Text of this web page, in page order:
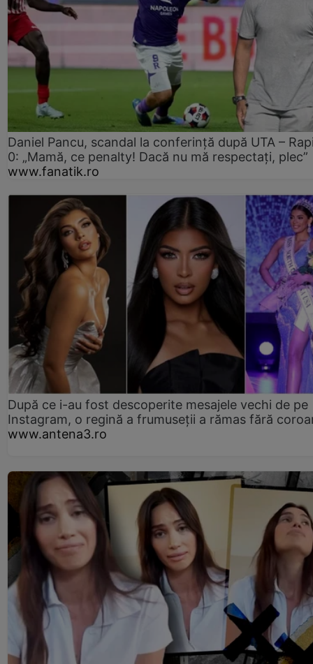
Daniel Pancu, scandal la conferință după UTA –
0: „Mamă, ce penalty! Dacă nu mă respectați, plec”
www.fanatik.ro
După ce i-au fost descoperite mesajele vechi de pe
Instagram, o regină a frumuseții a rămas fără
www.antena3.ro